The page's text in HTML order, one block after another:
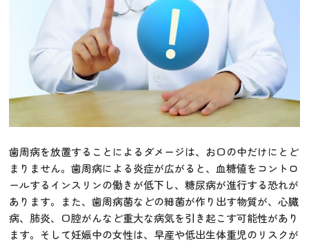
歯周病を放置することによるダメージは、お口の中だけにとど
まりません。歯周病による炎症が広がると、血糖値をコントロ
ールするインスリンの働きが低下し、糖尿病が進行する恐れが
あります。また、歯周病菌などの細菌が作り出す物質が、心臓
病、肺炎、口腔がんなど重大な病気を引き起こす可能性があり
ます。そして妊娠中の女性は、早産や低出生体重児のリスクが